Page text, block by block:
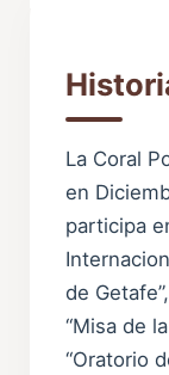
La Coral
en
participa
de
“Misa de
“Oratorio